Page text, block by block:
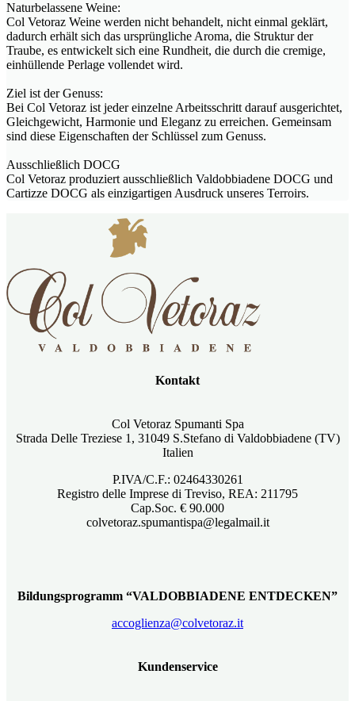
Naturbelassene Weine:
Col Vetoraz Weine werden nicht behandelt, nicht einmal geklärt,
dadurch erhält sich das ursprüngliche Aroma, die Struktur der
Traube, es entwickelt sich eine Rundheit, die durch die cremige,
einhüllende Perlage vollendet wird.
Ziel ist der Genuss:
Bei Col Vetoraz ist jeder einzelne Arbeitsschritt darauf ausgerichtet,
Gleichgewicht, Harmonie und Eleganz zu erreichen. Gemeinsam
sind diese Eigenschaften der Schlüssel zum Genuss.
Ausschließlich DOCG
Col Vetoraz produziert ausschließlich Valdobbiadene DOCG und
Cartizze DOCG als einzigartigen Ausdruck unseres Terroirs.
Kontakt
Col Vetoraz Spumanti Spa
Strada Delle Treziese 1, 31049 S.Stefano di Valdobbiadene (TV)
Italien
P.IVA/C.F.: 02464330261
Registro delle Imprese di Treviso, REA: 211795
Cap.Soc. € 90.000
colvetoraz.spumantispa@legalmail.it
Bildungsprogramm “VALDOBBIADENE ENTDECKEN”
accoglienza@colvetoraz.it
Kundenservice